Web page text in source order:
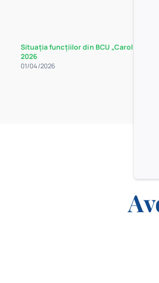
Situația funcțiilor din BCU „Carol I” la
2026
01/04/2026